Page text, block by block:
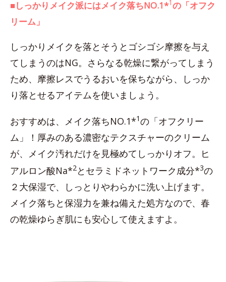
■しっかりメイク派にはメイク落ちNO.1*1 の「オフク
リーム」
しっかりメイクを落とそうとゴシゴシ摩擦を与え
てしまうのはNG。さらなる乾燥に繋がってしまう
ため、摩擦レスでうるおいを保ちながら、しっか
り落とせるアイテムを使いましょう。
おすすめは、メイク落ちNO.1*1の「オフクリー
ム」！厚みのある濃密なテクスチャーのクリーム
が、メイク汚れだけを見極めてしっかりオフ。ヒ
アルロン酸Na*2とセラミドネットワーク成分*3の
２大保湿で、しっとりやわらかに洗い上げます。
メイク落ちと保湿力を兼ね備えた処方なので、春
の乾燥ゆらぎ肌にも安心して使えますよ。